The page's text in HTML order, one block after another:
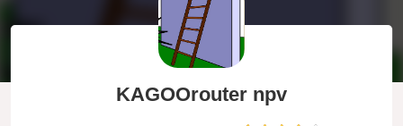
KAGOOrouter npv